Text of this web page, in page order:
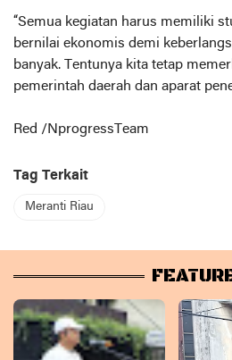
“Semua kegiatan harus memiliki
bernilai ekonomis demi
banyak. Tentunya kita tetap
pemerintah daerah dan aparat
Red /NprogressTeam
Tag Terkait
Meranti Riau